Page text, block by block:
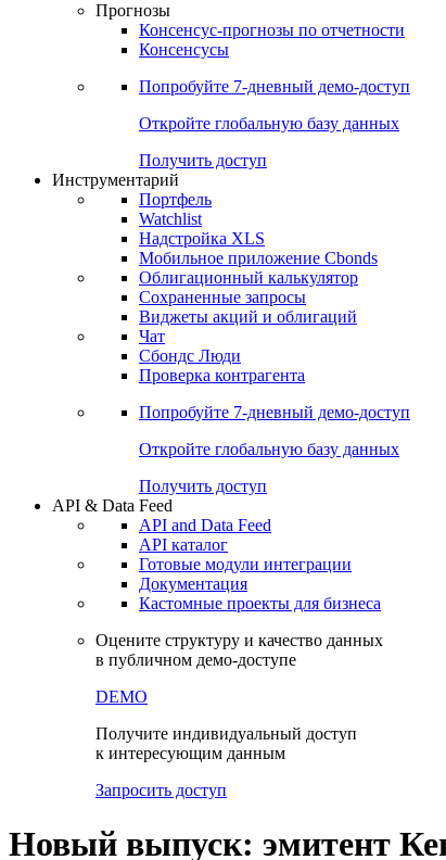
Прогнозы
Консенсус-прогнозы по отчетности
Консенсусы
Попробуйте 7-дневный демо-доступ
Откройте глобальную базу данных
Получить доступ
Инструментарий
Портфель
Watchlist
Надстройка XLS
Мобильное приложение Cbonds
Облигационный калькулятор
Сохраненные запросы
Виджеты акций и облигаций
Чат
Сбондс Люди
Проверка контрагента
Попробуйте 7-дневный демо-доступ
Откройте глобальную базу данных
Получить доступ
API & Data Feed
API and Data Feed
API каталог
Готовые модули интеграции
Документация
Кастомные проекты для бизнеса
Оцените структуру и качество данных
в публичном демо-доступе
DEMO
Получите индивидуальный доступ
к интересующим данным
Запросить доступ
Новый выпуск: эмитент